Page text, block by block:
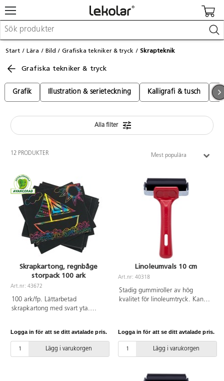
Möbler & inredning
Skapa
Lära
Barnvagnar & småbarnsartiklar
Kontakta Lekolar
Start Lära Bild Grafiska tekniker & tryck Skrapteknik
Grafiska tekniker & tryck
Grafik Illustration & serieteckning Kalligrafi & tusch
Alla filter
12 PRODUKTER Mest populära
Skrapkartong, regnbåge
storpack 100 ark
Art.nr: 43672
100 ark/fp. Lättarbetad
skrapkartong med svart yta.
skrapverktyg i plast eller trä.
Mått: 15x15 cm. PVC-fri.
Logga in för att se ditt avtalade pris.
Lägg i varukorgen
Linoleumvals 10 cm
Art.nr: 40318
Stadig gummiroller av hög
kvalitet för linoleumtryck. Kan
lösningsmedel. Vals av syntetisk
EPDM-gummi med stabil
infästning av stål. Handtag i PP-
Logga in för att se ditt avtalade pris.
Lägg i varukorgen